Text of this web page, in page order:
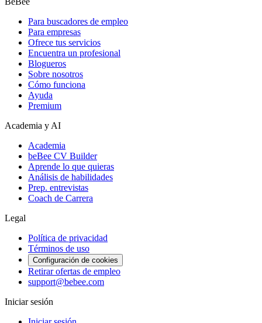
Para buscadores de empleo
Para empresas
Ofrece tus servicios
Encuentra un profesional
Blogueros
Sobre nosotros
Cómo funciona
Ayuda
Premium
Academia y AI
Academia
beBee CV Builder
Aprende lo que quieras
Análisis de habilidades
Prep. entrevistas
Coach de Carrera
Legal
Política de privacidad
Términos de uso
Configuración de cookies
Retirar ofertas de empleo
support@bebee.com
Iniciar sesión